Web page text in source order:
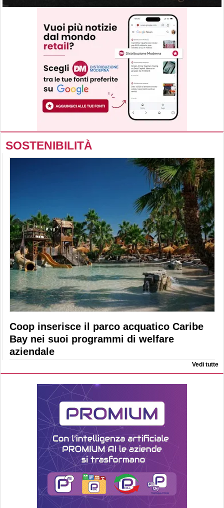
SOSTENIBILITÀ
Coop inserisce il parco acquatico Caribe
Bay nei suoi programmi di welfare
aziendale
Vedi tutte